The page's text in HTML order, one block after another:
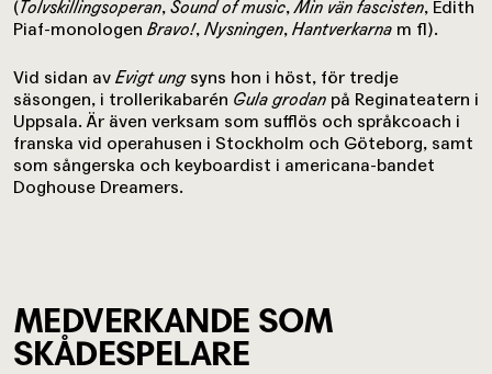
(Tolvskillingsoperan, Sound of music,Min vän fascisten, Edith
Piaf-monologen Bravo!, Nysningen, Hantverkarna m fl).
Vid sidan av Evigt ungsyns hon i höst, för tredje
säsongen, i trollerikabarén Gula grodan på Reginateatern i
Uppsala. Är även verksam som sufflös och språkcoach i
franska vid operahusen i Stockholm och Göteborg, samt
som sångerska och keyboardist i americana-bandet
Doghouse Dreamers.
MEDVERKANDE SOM
SKÅDESPELARE